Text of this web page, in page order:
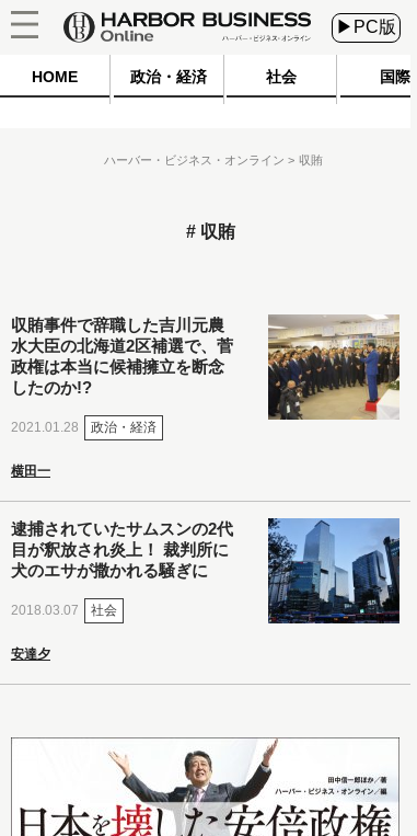
▶PC版
HOME 政治・経済 社会 国際
ハーバー・ビジネス・オンライン 収賄
収賄
収賄事件で辞職した吉川元農
水大臣の北海道2区補選で、菅
政権は本当に候補擁立を断念
したのか!?
2021.01.28 政治・経済
横田一
逮捕されていたサムスンの2代
目が釈放され炎上！ 裁判所に
犬のエサが撒かれる騒ぎに
2018.03.07 社会
安達夕